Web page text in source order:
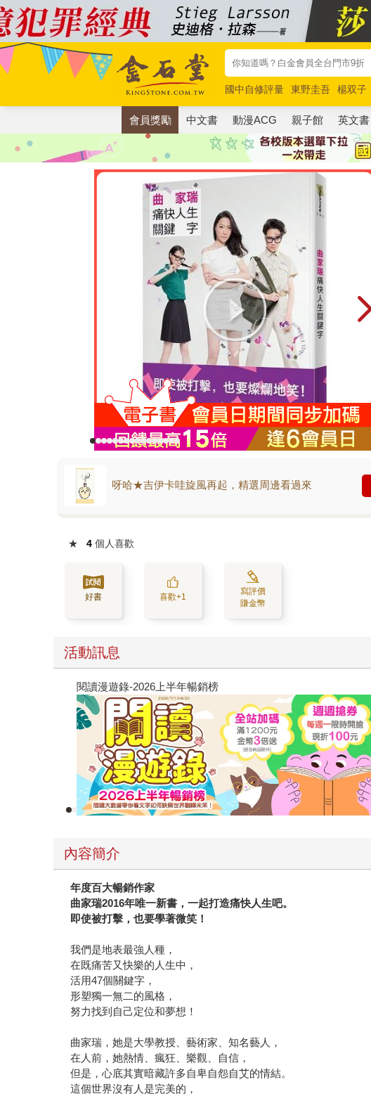
國中自修評量 東野圭吾 楊双子
唯紅花綻放
奧德賽 路邊攤新作
會員獎勵 中文書 動漫ACG 親子館 英文書
呀哈★吉伊卡哇旋風再起，精選周邊看過來
★ 4 個人喜歡
好書 喜歡+1
寫評價
賺金幣
活動訊息
閱讀漫遊錄-2026上半年暢銷榜
內容簡介
年度百大暢銷作家
曲家瑞2016年唯一新書，一起打造痛快人生吧。
即使被打擊，也要學著微笑！
我們是地表最強人種，
在既痛苦又快樂的人生中，
活用47個關鍵字，
形塑獨一無二的風格，
努力找到自己定位和夢想！
曲家瑞，她是大學教授、藝術家、知名藝人，
在人前，她熱情、瘋狂、樂觀、自信，
但是，心底其實暗藏許多自卑自怨自艾的情結。
這個世界沒有人是完美的，